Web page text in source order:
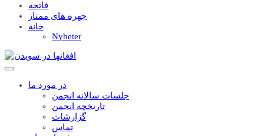
فاتحه
چهره های ممتاز
خانه
Nyheter
در مورد ما
جلسات سالانه انجمن
تاریخچه انجمن
گزارشات
تماس